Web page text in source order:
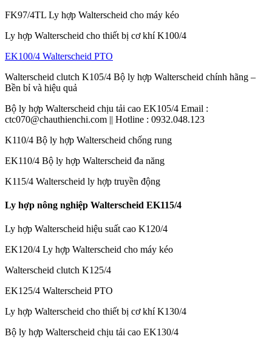
FK97/4TL Ly hợp Walterscheid cho máy kéo
Ly hợp Walterscheid cho thiết bị cơ khí K100/4
EK100/4 Walterscheid PTO
Walterscheid clutch K105/4 Bộ ly hợp Walterscheid chính hãng –
Bền bỉ và hiệu quả
Bộ ly hợp Walterscheid chịu tải cao EK105/4 Email :
ctc070@chauthienchi.com || Hotline : 0932.048.123
K110/4 Bộ ly hợp Walterscheid chống rung
EK110/4 Bộ ly hợp Walterscheid đa năng
K115/4 Walterscheid ly hợp truyền động
Ly hợp nông nghiệp Walterscheid EK115/4
Ly hợp Walterscheid hiệu suất cao K120/4
EK120/4 Ly hợp Walterscheid cho máy kéo
Walterscheid clutch K125/4
EK125/4 Walterscheid PTO
Ly hợp Walterscheid cho thiết bị cơ khí K130/4
Bộ ly hợp Walterscheid chịu tải cao EK130/4